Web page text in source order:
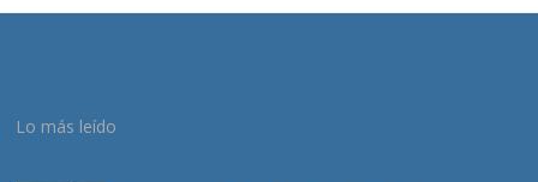
Lo más leído